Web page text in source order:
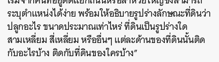
ระบุตำแหน่งได้ง่าย พร้อมให้อธิบายรูปร่างลักษณะที่ดินว่า
ปลูกอะไร ขนาดประมาณเท่าไหร่ ที่ดินเป็นรูปร่างใด
สามเหลี่ยม สี่เหลี่ยม หรืออื่นๆ แต่ละด้านของที่ดินนั้นติด
กับอะไรบ้าง ติดกับที่ดินของใครบ้าง”